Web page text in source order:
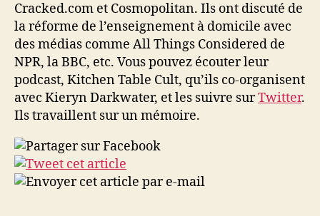
Cracked.com et Cosmopolitan. Ils ont discuté de
la réforme de l’enseignement à domicile avec
des médias comme All Things Considered de
NPR, la BBC, etc. Vous pouvez écouter leur
podcast, Kitchen Table Cult, qu’ils co-organisent
avec Kieryn Darkwater, et les suivre surTwitter.
Ils travaillent sur un mémoire.